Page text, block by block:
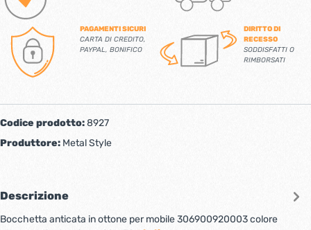
PAGAMENTI SICURI
CARTA DI CREDITO,
PAYPAL, BONIFICO
DIRITTO DI
RECESSO
SODDISFATTI O
RIMBORSATI
Codice prodotto:8927
Produttore: Metal Style
Descrizione
Bocchetta anticata in ottone per mobile 306900920003 colore